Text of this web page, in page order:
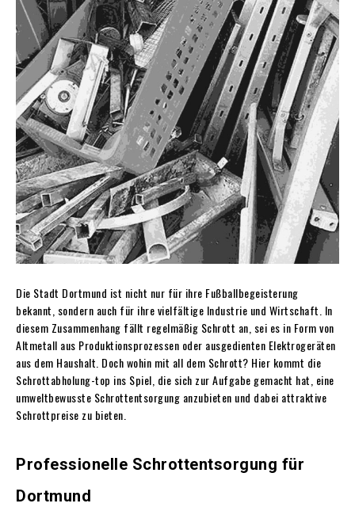
Die Stadt Dortmund ist nicht nur für ihre Fußballbegeisterung
bekannt, sondern auch für ihre vielfältige Industrie und Wirtschaft. In
diesem Zusammenhang fällt regelmäßig Schrott an, sei es in Form von
Altmetall aus Produktionsprozessen oder ausgedienten Elektrogeräten
aus dem Haushalt. Doch wohin mit all dem Schrott? Hier kommt die
Schrottabholung-top ins Spiel, die sich zur Aufgabe gemacht hat, eine
umweltbewusste Schrottentsorgung anzubieten und dabei attraktive
Schrottpreise zu bieten.
Professionelle Schrottentsorgung für
Dortmund